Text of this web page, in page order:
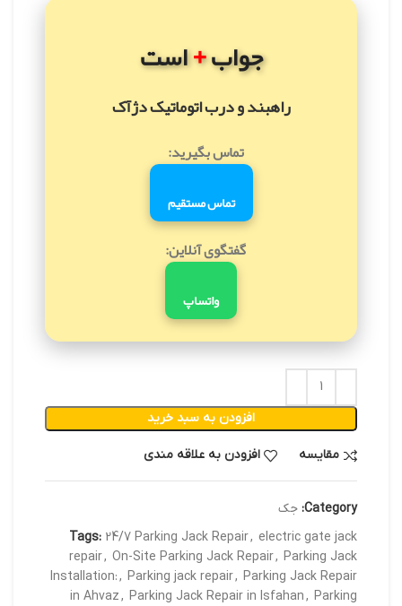
جواب+است
راهبند و درب اتوماتیک دژآک
تماس بگیرید:
تماس مستقیم
گفتگوی آنلاین:
واتساپ
افزودن به سبد خرید
مقایسه افزودن به علاقه مندی
Category: جک
Tags: 24/7 Parking Jack Repair, electric gate jack
repair, On-Site Parking Jack Repair, Parking Jack
Installation:, Parking jack repair, Parking Jack Repair
in Ahvaz, Parking Jack Repair in Isfahan, Parking